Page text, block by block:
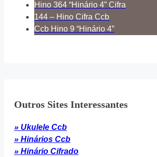
Hino 364 “Hinário 4” Cifra
144 – Hino Cifra Ccb
Ccb Hino 9 “Hinário 4”
Outros Sites Interessantes
» Ukulele Ccb
» Hinários Ccb
» Hinário Cifrado